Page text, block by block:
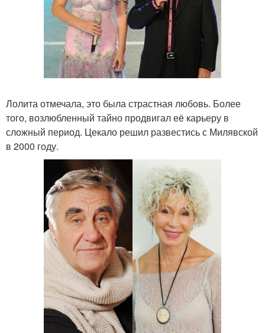
Лолита отмечала, это была страстная любовь. Более
того, возлюбленный тайно продвигал её карьеру в
сложный период. Цекало решил развестись с Милявской
в 2000 году.